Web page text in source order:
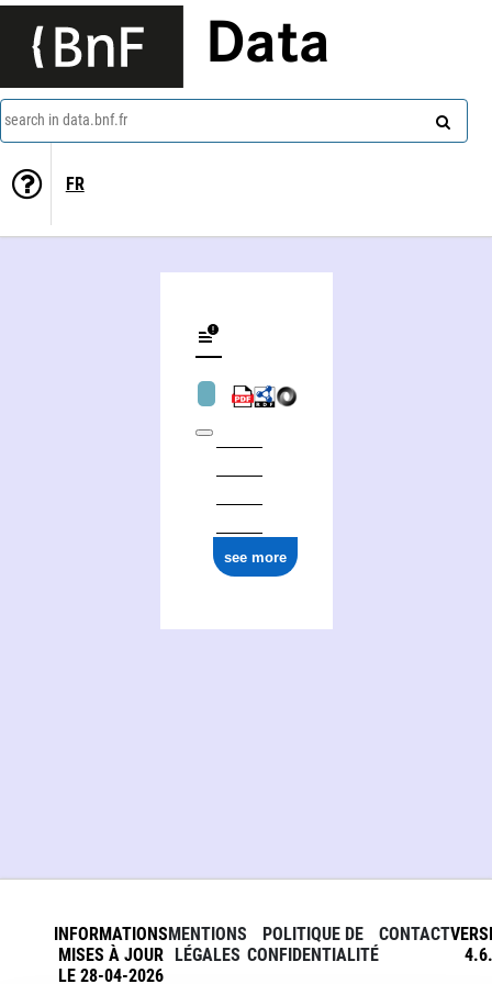
Data
search in data.bnf.fr
FR
see more
INFORMATIONS
MISES À JOUR
LE 28-04-2026
MENTIONS
LÉGALES
POLITIQUE DE
CONFIDENTIALITÉ
CONTACT